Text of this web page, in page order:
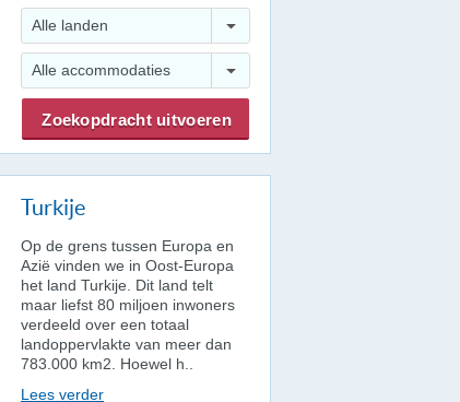
Alle landen
Alle accommodaties
Turkije
Op de grens tussen Europa en
Azië vinden we in Oost-Europa
het land Turkije. Dit land telt
maar liefst 80 miljoen inwoners
verdeeld over een totaal
landoppervlakte van meer dan
783.000 km2. Hoewel h..
Lees verder